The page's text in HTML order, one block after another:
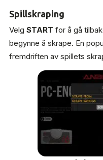
Spillskraping
Velg START for å gå
begynne å skrape. En
fremdriften av spillets